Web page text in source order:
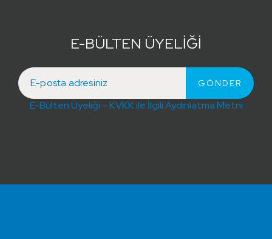
E-BÜLTEN ÜYELİĞİ
E-Bülten Üyeliği – KVKK ile İlgili Aydınlatma Metni